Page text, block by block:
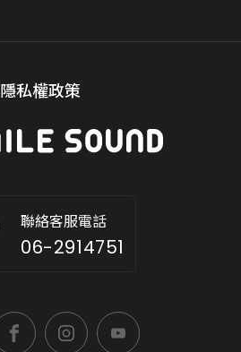
隱私權政策
聯絡客服電話
06-2914751